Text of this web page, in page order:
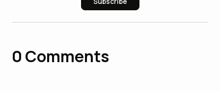
0 Comments